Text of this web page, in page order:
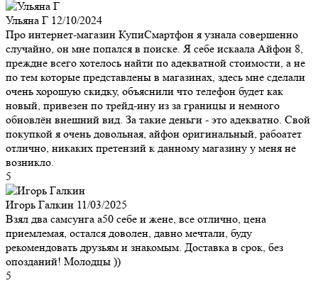
Ульяна Г 12/10/2024
Про интернет-магазин КупиСмартфон я узнала совершенно
случайно, он мне попался в поиске. Я себе искаала Айфон 8,
преждне всего хотелось найти по адекватной стоимости, а не
по тем которые представлены в магазинах, здесь мне сделали
очень хорошую скидку, объяснили что телефон будет как
новый, привезен по трейд-ину из за границы и немного
обновлён внешний вид. За такие деньги - это адекватно. Свой
покупкой я очень довольная, айфон оригинальный, рабоатет
отлично, никаких претензий к данному магазину у меня не
возникло.
5
Игорь Галкин 11/03/2025
Взял два самсунга а50 себе и жене, все отлично, цена
приемлемая, остался доволен, давно мечтали, буду
рекомендовать друзьям и знакомым. Доставка в срок, без
опозданий! Молодцы ))
5